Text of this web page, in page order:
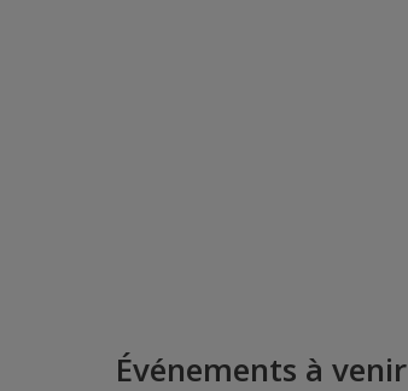
Événements à venir